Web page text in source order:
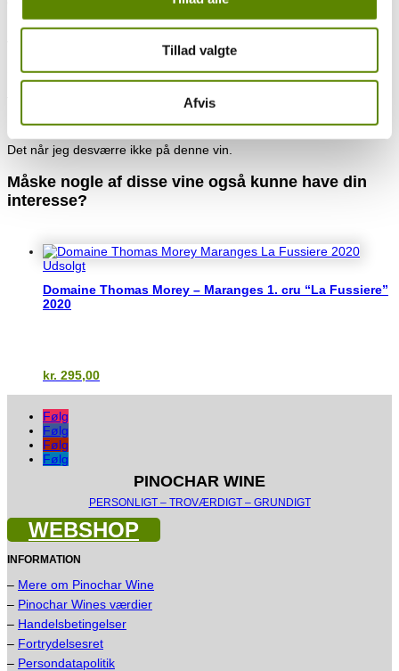
Tillad valgte
Afvis
Det er vine, der lever op til min ambition om at kunne levere unikke
vine, hvor man i den grad får value for money!
Se hele præsentationen af Domaine Edmond Monnot & FilsHER.
100% Pinot Noir
Det når jeg desværre ikke på denne vin.
Måske nogle af disse vine også kunne have din
interesse?
Udsolgt
Domaine Thomas Morey – Maranges 1. cru “La Fussiere”
2020
kr. 295,00
Følg
Følg
Følg
Følg
PINOCHAR WINE
PERSONLIGT – TROVÆRDIGT – GRUNDIGT
WEBSHOP
INFORMATION
– Mere om Pinochar Wine
– Pinochar Wines værdier
– Handelsbetingelser
– Fortrydelsesret
– Persondatapolitik